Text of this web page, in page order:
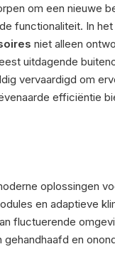
om een ​​nieuwe
functionaliteit. In
niet alleen
uitdagende
vervaardigd om
efficiëntie
oplossingen
en adaptieve
fluctuerende
en